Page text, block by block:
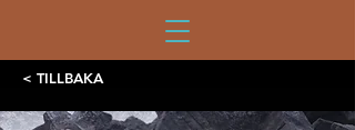
< TILLBAKA